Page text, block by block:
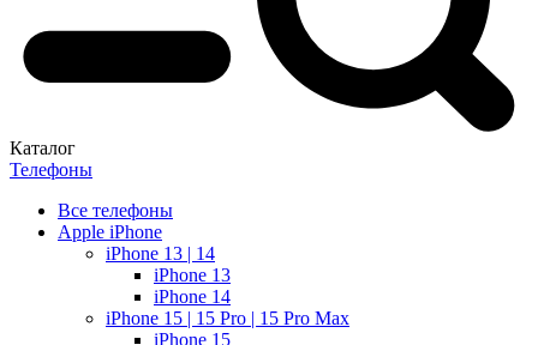
Каталог
Телефоны
Все телефоны
Apple iPhone
iPhone 13 | 14
iPhone 13
iPhone 14
iPhone 15 | 15 Pro | 15 Pro Max
iPhone 15